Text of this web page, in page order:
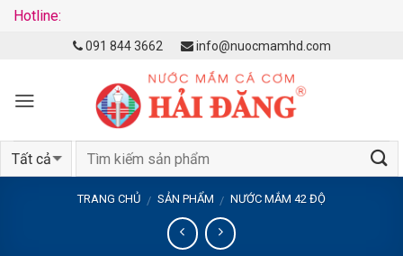
Hotline:
091 844 3662 info@nuocmamhd.com
TRANG CHỦ / SẢN PHẨM / NƯỚC MẮM 42 ĐỘ